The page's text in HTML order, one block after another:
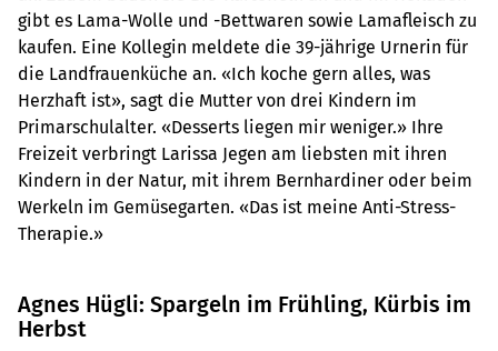
gibt es Lama-Wolle und -Bettwaren sowie Lamafleisch zu
kaufen. Eine Kollegin meldete die 39-jährige Urnerin für
die Landfrauenküche an. «Ich koche gern alles, was
Herzhaft ist», sagt die Mutter von drei Kindern im
Primarschulalter. «Desserts liegen mir weniger.» Ihre
Freizeit verbringt Larissa Jegen am liebsten mit ihren
Kindern in der Natur, mit ihrem Bernhardiner oder beim
Werkeln im Gemüsegarten. «Das ist meine Anti-Stress-
Therapie.»
Agnes Hügli: Spargeln im Frühling, Kürbis im
Herbst